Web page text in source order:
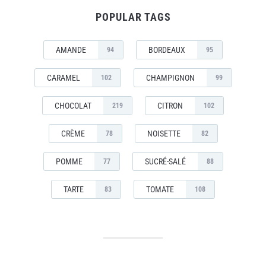
POPULAR TAGS
AMANDE 94 BORDEAUX 95
CARAMEL 102 CHAMPIGNON 99
CHOCOLAT 219 CITRON 102
CRÈME 78 NOISETTE 82
POMME 77 SUCRÉ-SALÉ 88
TARTE 83 TOMATE 108